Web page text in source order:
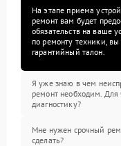
На этапе приема
ремонт вам будет
обязательств на ваше
по ремонту техники,
гарантийный талон.
Я уже знаю в чем
ремонт необходим. Для
диагностику?
Мне нужен срочный
сделать?